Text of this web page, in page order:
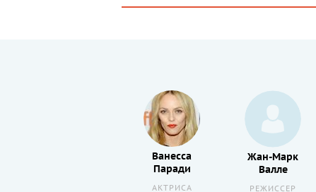
Ванесса
Паради
АКТРИСА
Жан-Марк
Валле
РЕЖИССЕР